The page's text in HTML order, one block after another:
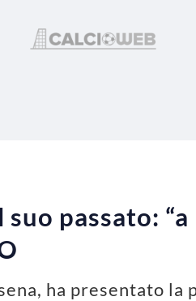
passato:
ha presentato